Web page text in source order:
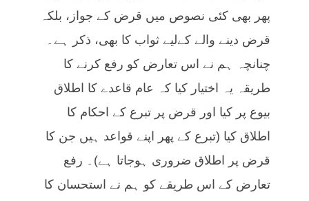
پھر بھی کئی نصوص میں قرض کے جواز، بلکہ
قرض دینے والے کےلیے ثواب کا بھی، ذکر ہے۔
چنانچہ ہم نے اس تعارض کو رفع کرنے کا
طریقہ یہ اختیار کیا کہ عام قاعدے کا اطلاق
بیوع پر کیا اور قرض پر تبرع کے احکام کا
اطلاق کیا (تبرع کے پھر اپنے قواعد ہیں جن کا
قرض پر اطلاق ضروری ہوجاتا ہے)۔ رفع
تعارض کے اس طریقے کو ہم نے استحسان کا